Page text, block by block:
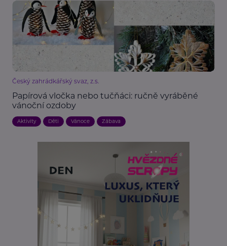
Český zahrádkářský svaz, z.s.
Papírová vločka nebo tučňáci: ručně vyráběné
vánoční ozdoby
Aktivity Děti Vánoce Zábava